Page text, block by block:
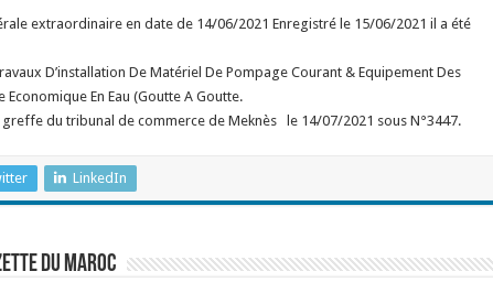
extraordinaire en date de 14/06/2021 Enregistré le 15/06/2021 il a été
D’installation De Matériel De Pompage Courant & Equipement Des
En Eau (Goutte A Goutte.
du tribunal de commerce de Meknès le 14/07/2021 sous N°3447.
LinkedIn
du Maroc